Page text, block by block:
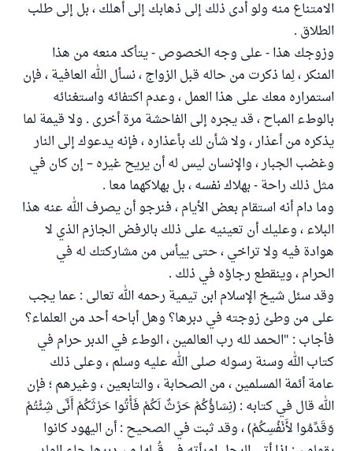
الامتناع منه ولو أدى ذلك إلى ذهابك إلى أهلك ، بل إلى طلب
الطلاق .
وزوجك هذا - على وجه الخصوص - يتأكد منعه من هذا
المنكر ، لِما ذكرت من حاله قبل الزواج ، نسأل الله العافية ، فإن
استمراره معك على هذا العمل ، وعدم اكتفائه واستغنائه
بالوطء المباح ، قد يجره إلى الفاحشة مرة أخرى . ولا قيمة لما
يذكره من أعذار ، ولا شأن لك بأعذاره ، فإنه يدعوك إلى النار
وغضب الجبار ، والإنسان ليس له أن يريح غيره – إن كان في
مثل ذلك راحة - بهلاك نفسه ، بل بهلاكهما معا .
وما دام أنه استقام بعض الأيام ، فنرجو أن يصرف الله عنه هذا
البلاء ، وعليك أن تعينيه على ذلك بالرفض الجازم الذي لا
هوادة فيه ولا تراخي ، حتى ييأس من مشاركتك له في
الحرام ، وينقطع رجاؤه في ذلك .
وقد سئل شيخ الإسلام ابن تيمية رحمه الله تعالى : عما يجب
على من وطئ زوجته في دبرها؟ وهل أباحه أحد من العلماء؟
فأجاب : "الحمد لله رب العالمين ، الوطء في الدبر حرام في
كتاب الله وسنة رسوله صلى الله عليه وسلم ، وعلى ذلك
عامة أئمة المسلمين ، من الصحابة ، والتابعين ، وغيرهم ؛ فإن
الله قال في كتابه : (نِسَاؤُكُمْ حَرْثٌ لَكُمْ فَأْتُوا حَرْثَكُمْ أَنَّى شِئْتُمْ
وَقَدِّمُوا لأَنْفُسِكُمْ) ، وقد ثبت في الصحيح : أن اليهود كانوا